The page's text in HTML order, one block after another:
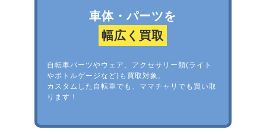
車体・パーツを
幅広く買取
自転車パーツやウェア、アクセサリー類(ライト
やボトルゲージなど)も買取対象。
カスタムした自転車でも、ママチャリでも買い取
ります！